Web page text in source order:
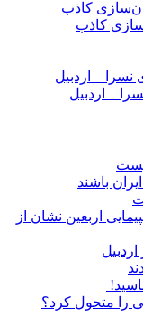
کاذب
_ اردبیل
باشند
اربعین نشان از
را متحول کرد؟